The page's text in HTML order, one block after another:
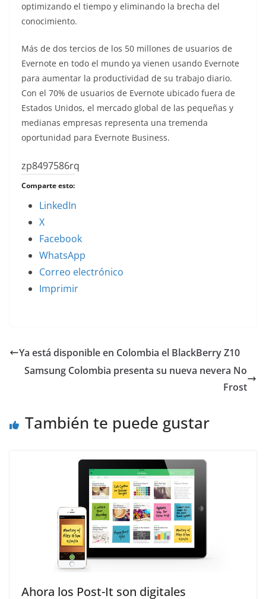
optimizando el tiempo y eliminando la brecha del
conocimiento.
Más de dos tercios de los 50 millones de usuarios de
Evernote en todo el mundo ya vienen usando Evernote
para aumentar la productividad de su trabajo diario.
Con el 70% de usuarios de Evernote ubicado fuera de
Estados Unidos, el mercado global de las pequeñas y
medianas empresas representa una tremenda
oportunidad para Evernote Business.
zp8497586rq
Comparte esto:
LinkedIn
X
Facebook
WhatsApp
Correo electrónico
Imprimir
Ya está disponible en Colombia el BlackBerry Z10
Samsung Colombia presenta su nueva nevera No
Frost
También te puede gustar
Ahora los Post-It son digitales